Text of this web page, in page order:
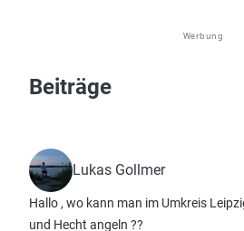
Werbung
Beiträge
Lukas Gollmer
Hallo , wo kann man im Umkreis
und Hecht angeln ??